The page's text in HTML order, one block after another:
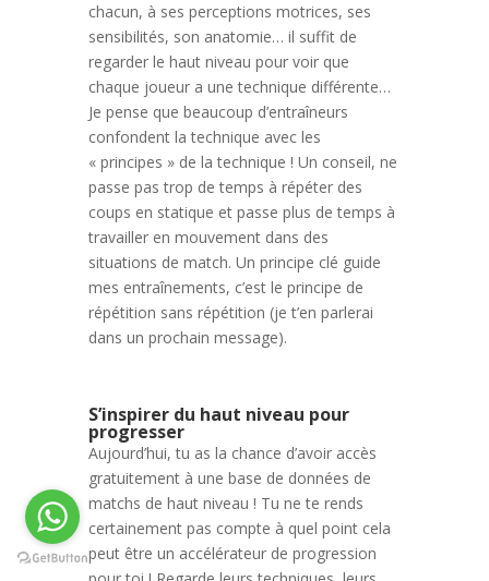
chacun, à ses perceptions motrices, ses
sensibilités, son anatomie… il suffit de
regarder le haut niveau pour voir que
chaque joueur a une technique différente…
Je pense que beaucoup d’entraîneurs
confondent la technique avec les
« principes » de la technique ! Un conseil, ne
passe pas trop de temps à répéter des
coups en statique et passe plus de temps à
travailler en mouvement dans des
situations de match. Un principe clé guide
mes entraînements, c’est le principe de
répétition sans répétition (je t’en parlerai
dans un prochain message).
S’inspirer du haut niveau pour
progresser
Aujourd’hui, tu as la chance d’avoir accès
gratuitement à une base de données de
matchs de haut niveau ! Tu ne te rends
certainement pas compte à quel point cela
peut être un accélérateur de progression